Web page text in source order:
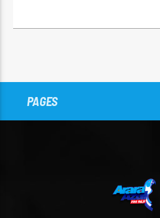
PAGES